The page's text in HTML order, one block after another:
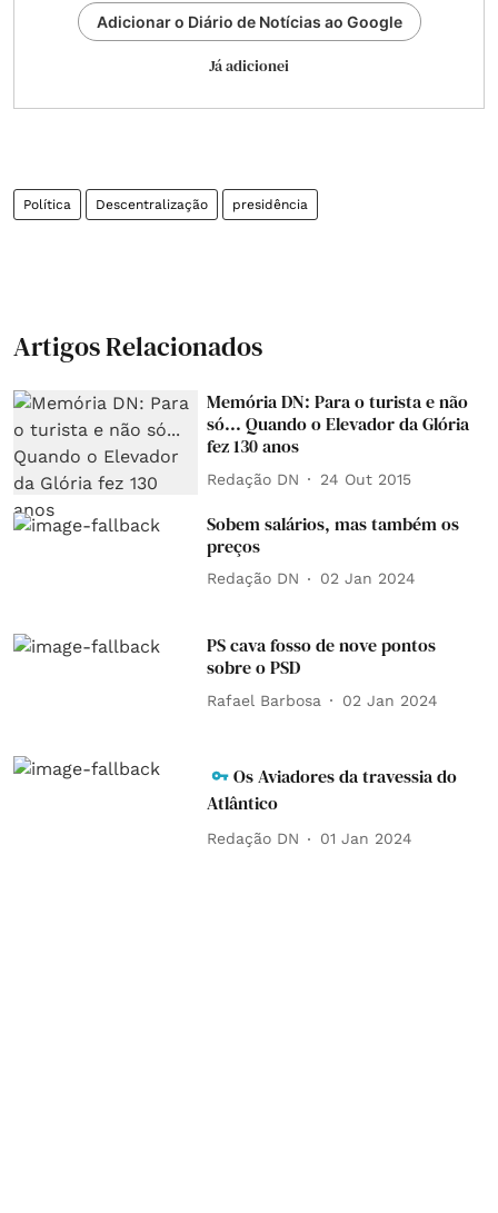
Adicionar o Diário de Notícias ao Google
Já adicionei
Política Descentralização presidência
Artigos Relacionados
Memória DN: Para o turista e não
só... Quando o Elevador da Glória
fez 130 anos
Redação DN 24 Out 2015
Sobem salários, mas também os
preços
Redação DN 02 Jan 2024
PS cava fosso de nove pontos
sobre o PSD
Rafael Barbosa 02 Jan 2024
Os Aviadores da travessia do
Atlântico
Redação DN 01 Jan 2024